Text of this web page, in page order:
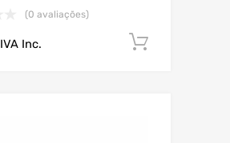
(0 avaliações)
IVA Inc.